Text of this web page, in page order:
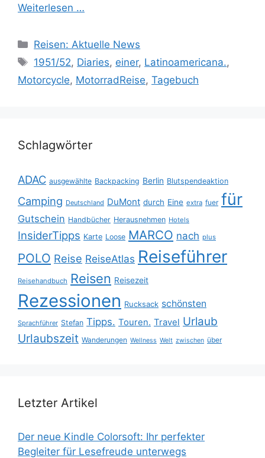
Weiterlesen …
Kategorien
Reisen: Aktuelle News
Schlagwörter
1951/52, Diaries, einer, Latinoamericana.,
Motorcycle, MotorradReise, Tagebuch
Schlagwörter
ADAC ausgewählte Backpacking Berlin Blutspendeaktion
Camping Deutschland DuMont durch Eine extra fuer für
Gutschein Handbücher Herausnehmen Hotels
InsiderTipps Karte Loose MARCO nach plus
POLO Reise ReiseAtlas Reiseführer
Reisehandbuch Reisen Reisezeit
Rezessionen Rucksack schönsten
Sprachführer Stefan Tipps. Touren. Travel Urlaub
Urlaubszeit Wanderungen Wellness Welt zwischen über
Letzter Artikel
Der neue Kindle Colorsoft: Ihr perfekter
Begleiter für Lesefreude unterwegs